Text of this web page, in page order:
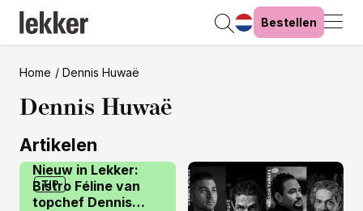
Bestellen
Home Dennis Huwaë
Dennis Huwaë
Artikelen
TIP
Nieuw in Lekker:
Bistro Féline van
topchef Dennis